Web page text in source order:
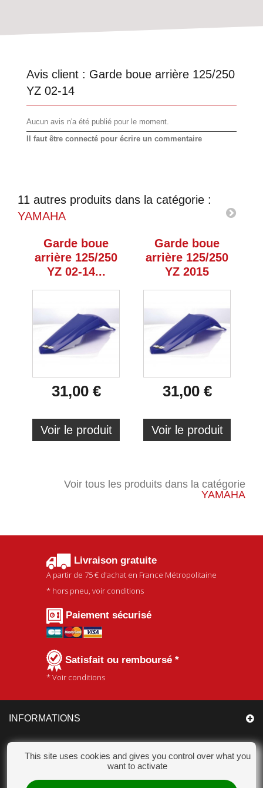
Avis client : Garde boue arrière 125/250
YZ 02-14
Aucun avis n'a été publié pour le moment.
Il faut être connecté pour écrire un commentaire
11 autres produits dans la catégorie :
YAMAHA
Garde boue
arrière 125/250
YZ 02-14...
31,00 €
Voir le produit
Garde boue
arrière 125/250
YZ 2015
31,00 €
Voir le produit
Voir tous les produits dans la catégorie
YAMAHA
Livraison gratuite
A partir de 75 € d'achat en France Métropolitaine
* hors pneu, voir conditions
Paiement sécurisé
Satisfait ou remboursé *
* Voir conditions
INFORMATIONS
CATÉGORIES
MON COMPTE
This site uses cookies and gives you control over what you
want to activate